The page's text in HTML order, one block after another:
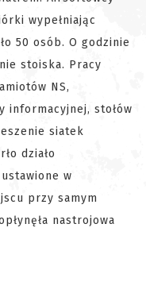
wypełniając
50 osób. O godzinie
stoiska. Pracy
NS,
informacyjnej, stołów
siatek
działo
w
przy samym
nastrojowa